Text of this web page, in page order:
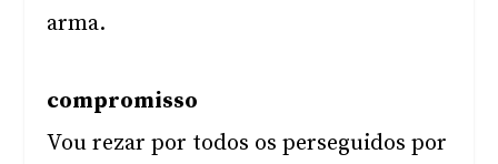
arma.
compromisso
Vou rezar por todos os perseguidos por